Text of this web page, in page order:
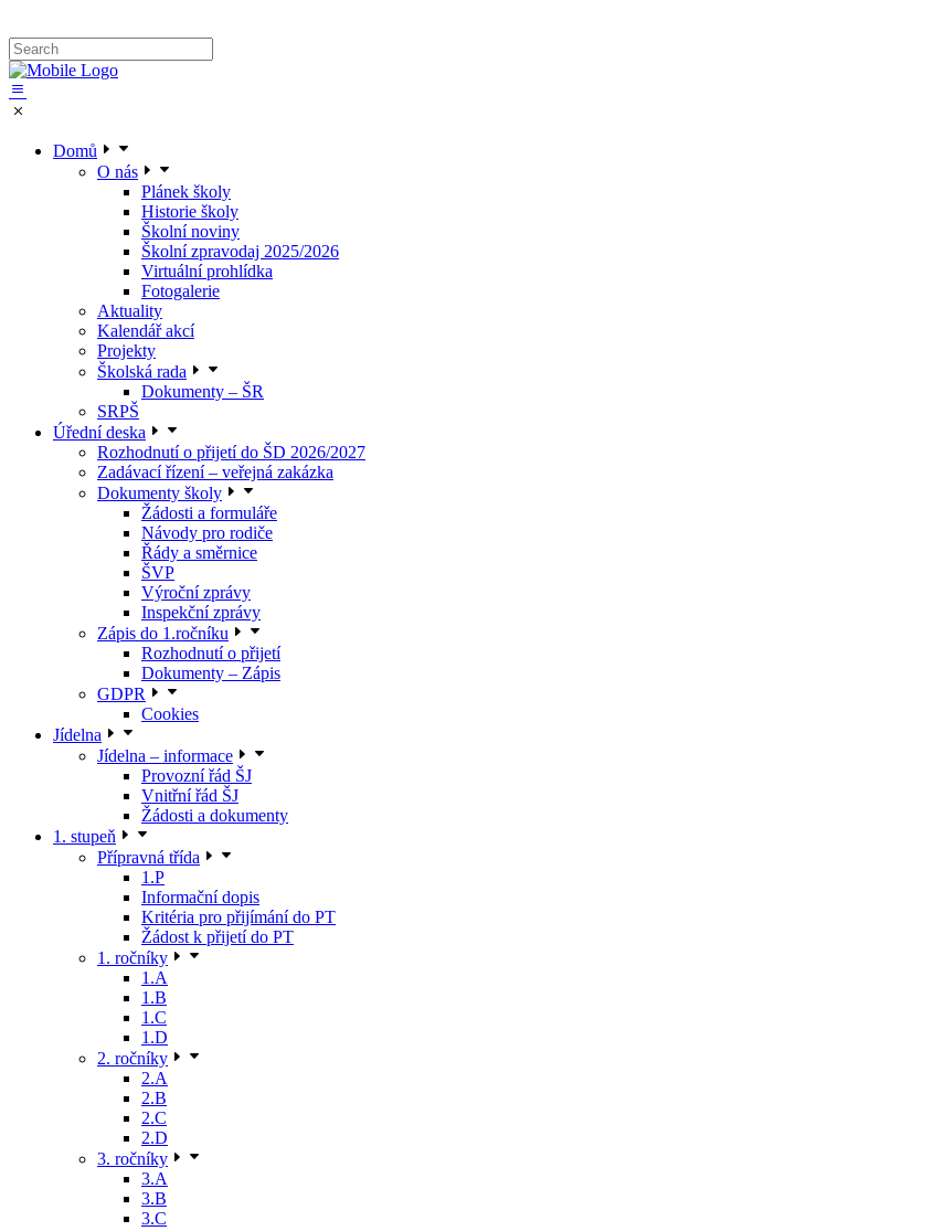
Domů
O nás
Plánek školy
Historie školy
Školní noviny
Školní zpravodaj 2025/2026
Virtuální prohlídka
Fotogalerie
Aktuality
Kalendář akcí
Projekty
Školská rada
Dokumenty – ŠR
SRPŠ
Úřední deska
Rozhodnutí o přijetí do ŠD 2026/2027
Zadávací řízení – veřejná zakázka
Dokumenty školy
Žádosti a formuláře
Návody pro rodiče
Řády a směrnice
ŠVP
Výroční zprávy
Inspekční zprávy
Zápis do 1.ročníku
Rozhodnutí o přijetí
Dokumenty – Zápis
GDPR
Cookies
Jídelna
Jídelna – informace
Provozní řád ŠJ
Vnitřní řád ŠJ
Žádosti a dokumenty
1. stupeň
Přípravná třída
1.P
Informační dopis
Kritéria pro přijímání do PT
Žádost k přijetí do PT
1. ročníky
1.A
1.B
1.C
1.D
2. ročníky
2.A
2.B
2.C
2.D
3. ročníky
3.A
3.B
3.C